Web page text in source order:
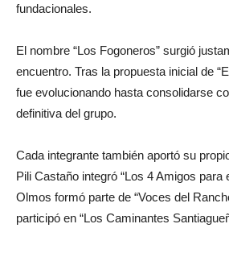
fundacionales.
El nombre “Los Fogoneros” surgió
encuentro. Tras la propuesta inicial de
fue evolucionando hasta consolidarse
definitiva del grupo.
Cada integrante también aportó su
Pili Castaño integró “Los 4 Amigos para
Olmos formó parte de “Voces del
participó en “Los Caminantes